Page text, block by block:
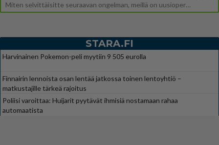
Miten selvittäisitte seuraavan ongelman, meillä on uusioperhe, minulla teini-ikäiset lapset ja puolisolla aikuiset, jotk
STARA.FI
Harvinainen Pokemon-peli myytiin 9 505 eurolla
Finnairin lennoista osan lentää jatkossa toinen lentoyhtiö –
matkustajille tärkeä rajoitus
Poliisi varoittaa: Huijarit pyytävät ihmisiä nostamaan rahaa
automaatista